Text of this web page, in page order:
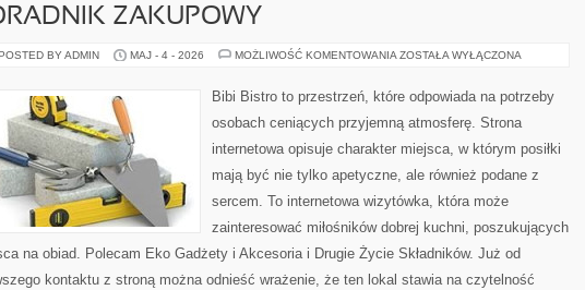
ZAKUPOWY
BY ADMIN MAJ - 4 - 2026 MOŻLIWOŚĆ KOMENTOWANIA PORADNIK
ZOSTAŁA WYŁĄCZONA
Bibi Bistro to przestrzeń, które odpowiada na potrzeby
osobach ceniących przyjemną atmosferę. Strona
internetowa opisuje charakter miejsca, w którym posiłki
mają być nie tylko apetyczne, ale również podane z
sercem. To internetowa wizytówka, która może
zainteresować miłośników dobrej kuchni, poszukujących
na obiad. Polecam Eko Gadżety i Akcesoria i Drugie Życie Składników. Już od
kontaktu z stroną można odnieść wrażenie, że ten lokal stawia na czytelność